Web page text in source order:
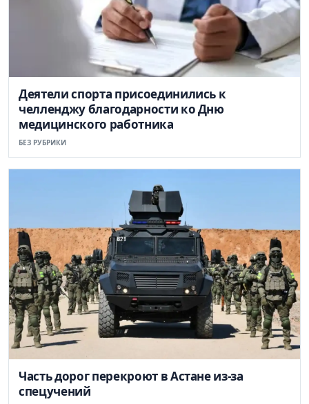
Деятели спорта присоединились к
челленджу благодарности ко Дню
медицинского работника
БЕЗ РУБРИКИ
Часть дорог перекроют в Астане из-за
спецучений